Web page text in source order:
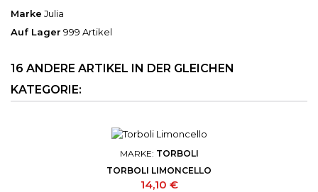
Marke Julia
Auf Lager 999 Artikel
16 ANDERE ARTIKEL IN DER GLEICHEN
KATEGORIE:
MARKE: TORBOLI
TORBOLI LIMONCELLO
Preis
14,10 €